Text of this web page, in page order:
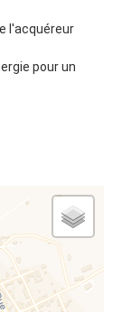
l'acquéreur
pour un